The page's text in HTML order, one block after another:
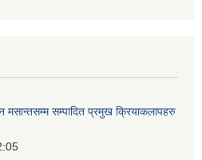
सम्पादित प्रमुख क्रियाकलापहरु